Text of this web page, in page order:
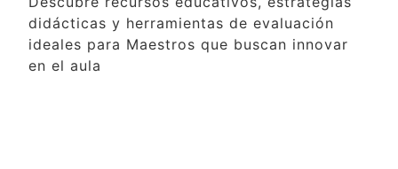
didácticas y herramientas de evaluación
ideales para Maestros que buscan innovar
en el aula